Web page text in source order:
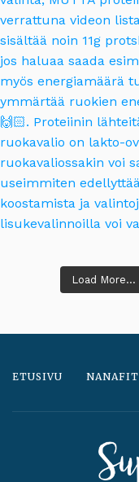
Load More...
ETUSIVU NANAFIT